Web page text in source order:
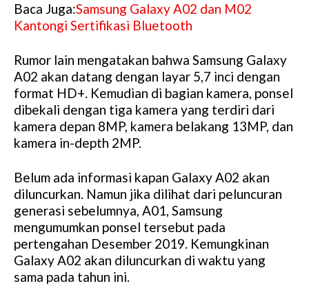
Baca Juga:Samsung Galaxy A02 dan M02
Kantongi Sertifikasi Bluetooth
Rumor lain mengatakan bahwa Samsung Galaxy
A02 akan datang dengan layar 5,7 inci dengan
format HD+. Kemudian di bagian kamera, ponsel
dibekali dengan tiga kamera yang terdiri dari
kamera depan 8MP, kamera belakang 13MP, dan
kamera in-depth 2MP.
Belum ada informasi kapan Galaxy A02 akan
diluncurkan. Namun jika dilihat dari peluncuran
generasi sebelumnya, A01, Samsung
mengumumkan ponsel tersebut pada
pertengahan Desember 2019. Kemungkinan
Galaxy A02 akan diluncurkan di waktu yang
sama pada tahun ini.